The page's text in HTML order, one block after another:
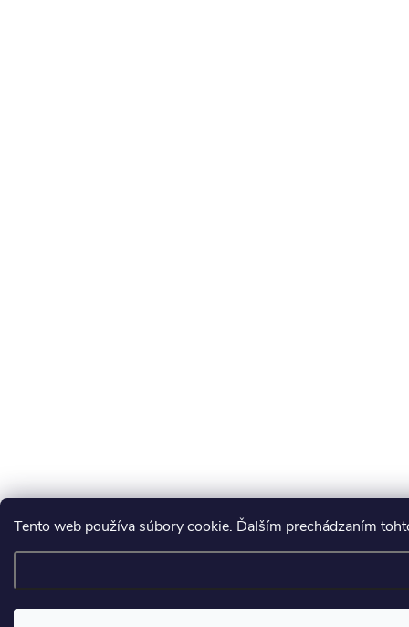
Tento web používa súbory cookie. Ďalším prechádzaním